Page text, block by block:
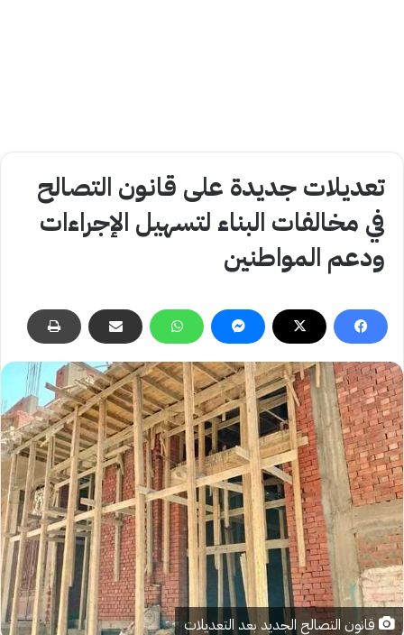
تعديلات جديدة على قانون التصالح
في مخالفات البناء لتسهيل الإجراءات
ودعم المواطنين
قانون التصالح الجديد بعد التعديلات